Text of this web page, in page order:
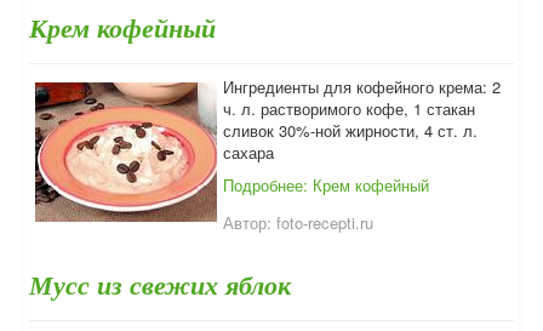
Крем кофейный
Ингредиенты для кофейного крема: 2
ч. л. растворимого кофе, 1 стакан
сливок 30%-ной жирности, 4 ст. л.
сахара
Подробнее: Крем кофейный
Автор: foto-recepti.ru
Мусс из свежих яблок